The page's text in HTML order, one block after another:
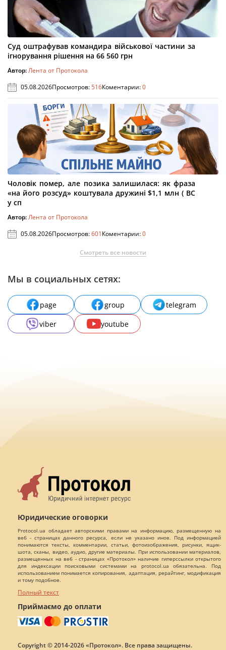
Суд оштрафував командира військової частини за
ігнорування рішення на 66 560 грн
Автор:Лента от Протокола
05.08.2026Просмотров:516Коментарии:0
Чоловік помер, але позика залишилася: як фраза
«на його розсуд» коштувала дружині $1,1 млн ( ВС
у сп
Автор:Лента от Протокола
05.08.2026Просмотров:601Коментарии:0
Смотреть все новости
Мы в социальных сетях:
page group
telegram
viber
youtube
Юридические оговорки
Protocol.ua обладает авторскими правами на информацию, размещенную на
веб - страницах данного ресурса, если не указано иное. Под информацией
понимаются тексты, комментарии, статьи, фотоизображения, рисунки, ящик-
шота, сканы, видео, аудио, другие материалы. При использовании материалов,
размещенных на веб - страницах «Протокол» наличие гиперссылки открытого
для индексации поисковыми системами на protocol.ua обязательна. Под
использованием понимается копирования, адаптация, рерайтинг, модификация
и тому подобное.
Полный текст
Приймаємо до оплати
Copyright © 2014-2026 «Протокол». Все права защищены.